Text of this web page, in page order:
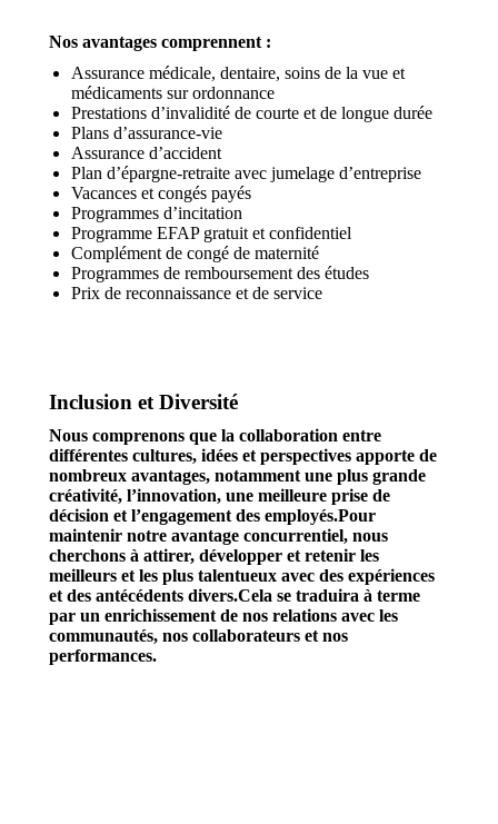
Nos avantages comprennent :
Assurance médicale, dentaire, soins de la vue et
médicaments sur ordonnance
Prestations d’invalidité de courte et de longue durée
Plans d’assurance-vie
Assurance d’accident
Plan d’épargne-retraite avec jumelage d’entreprise
Vacances et congés payés
Programmes d’incitation
Programme EFAP gratuit et confidentiel
Complément de congé de maternité
Programmes de remboursement des études
Prix de reconnaissance et de service
Inclusion et Diversité
Nous comprenons que la collaboration entre
différentes cultures, idées et perspectives apporte de
nombreux avantages, notamment une plus grande
créativité, l’innovation, une meilleure prise de
décision et l’engagement des employés.Pour
maintenir notre avantage concurrentiel, nous
cherchons à attirer, développer et retenir les
meilleurs et les plus talentueux avec des expériences
et des antécédents divers.Cela se traduira à terme
par un enrichissement de nos relations avec les
communautés, nos collaborateurs et nos
performances.